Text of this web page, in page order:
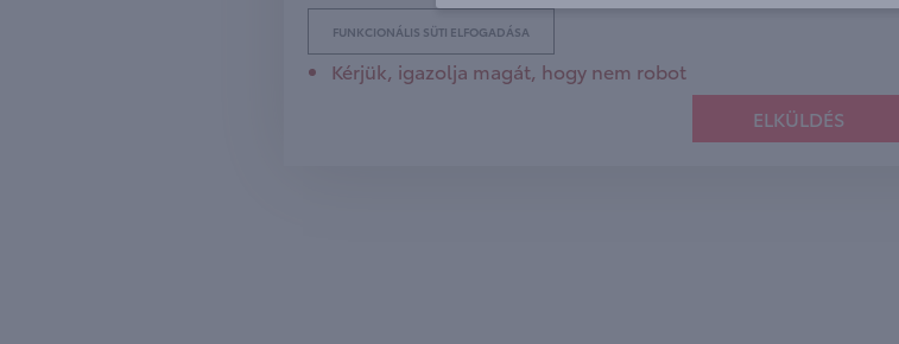
FUNKCIONÁLIS SÜTI ELFOGADÁSA
Kérjük, igazolja magát, hogy nem robot
ELKÜLDÉS